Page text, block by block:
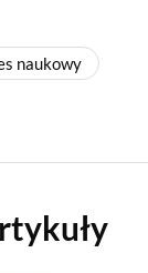
naukowy